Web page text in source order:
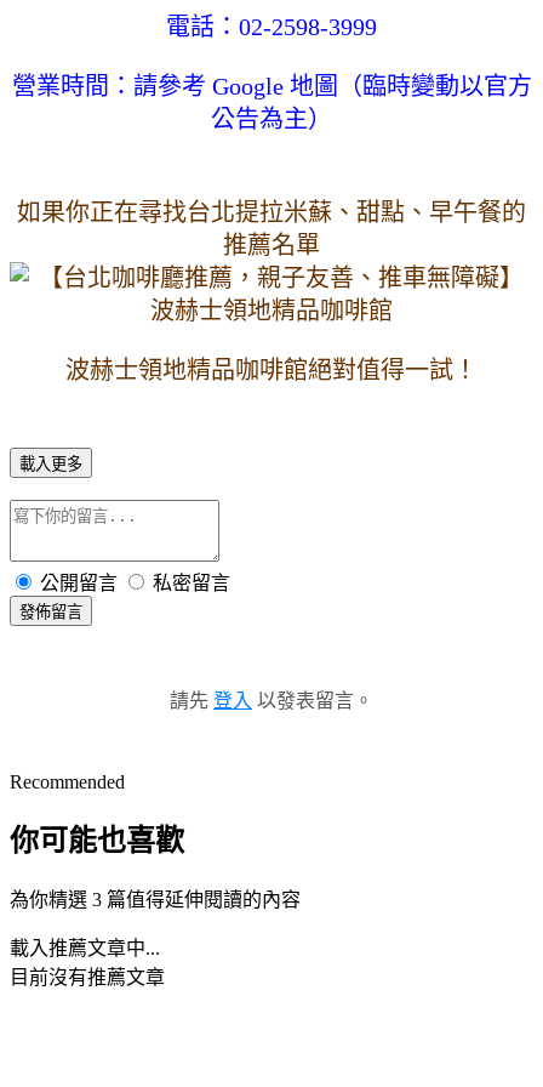
電話：02-2598-3999
營業時間：請參考 Google 地圖（臨時變動以官方
公告為主）
如果你正在尋找台北提拉米蘇、甜點、早午餐的
推薦名單
波赫士領地精品咖啡館絕對值得一試！
載入更多
公開留言 私密留言
發佈留言
請先 登入 以發表留言。
Recommended
你可能也喜歡
為你精選 3 篇值得延伸閱讀的內容
載入推薦文章中...
目前沒有推薦文章